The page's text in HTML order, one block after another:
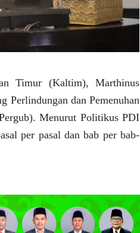
Timur (Kaltim), Marthinus
Perlindungan dan Pemenuhan
Menurut Politikus PDI
per pasal dan bab per bab-